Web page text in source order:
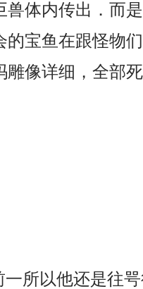
兽体内传出．而
的宝鱼在跟怪物
雕像详细，全部
所以他还是往